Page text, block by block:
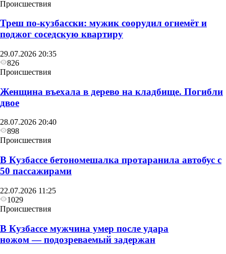
Происшествия
Треш по-кузбасски: мужик соорудил огнемёт и
поджог соседскую квартиру
29.07.2026 20:35
826
Происшествия
Женщина въехала в дерево на кладбище. Погибли
двое
28.07.2026 20:40
898
Происшествия
В Кузбассе бетономешалка протаранила автобус с
50 пассажирами
22.07.2026 11:25
1029
Происшествия
В Кузбассе мужчина умер после удара
ножом — подозреваемый задержан